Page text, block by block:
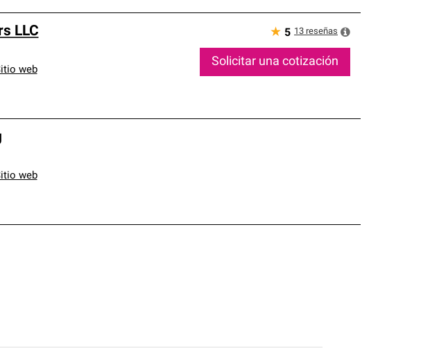
LLC
web
★ 5 13 reseñas
Solicitar una cotización
web